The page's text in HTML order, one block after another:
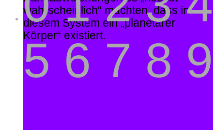
wahrscheinlich“ machten, dass in
diesem System ein „planetarer
Körper“ existiert.
5 6 7 8 9